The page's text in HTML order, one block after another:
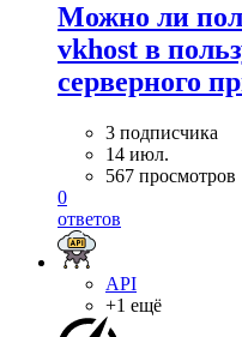
Можно ли
vkhost в
серверного
3 подписчика
14 июл.
567 просмотров
0
ответов
API
+1 ещё